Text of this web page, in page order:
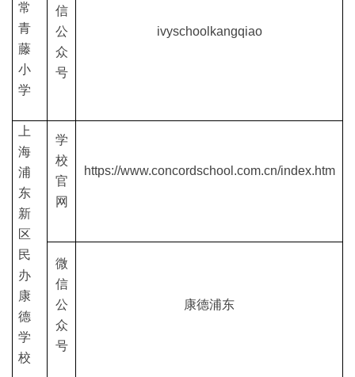
常
青
藤
小
学
信
公
众
号
ivyschoolkangqiao
上
海
浦
东
新
区
民
办
康
德
学
校
学
校
官
网
https://www.concordschool.com.cn/index.htm
微
信
公
众
号
康德浦东